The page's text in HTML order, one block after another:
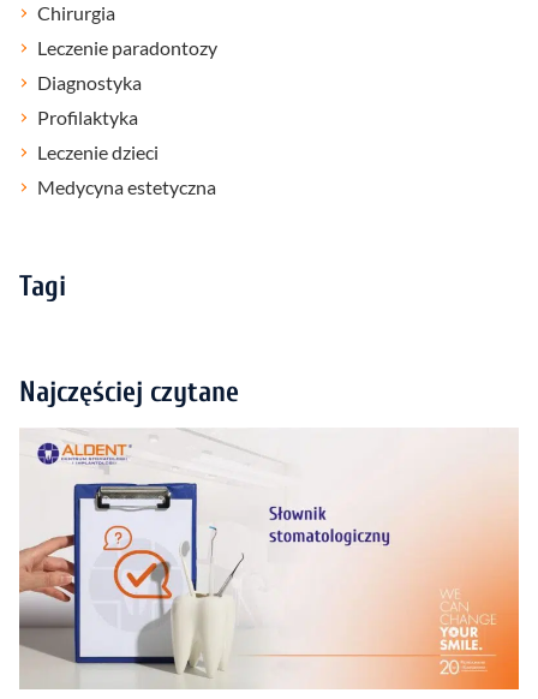
Chirurgia
Leczenie paradontozy
Diagnostyka
Profilaktyka
Leczenie dzieci
Medycyna estetyczna
Tagi
Najczęściej czytane